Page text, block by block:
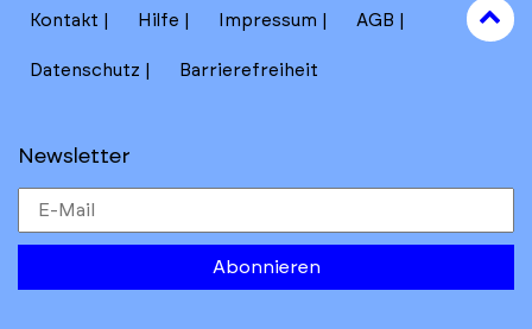
Kontakt Hilfe Impressum AGB
Datenschutz Barrierefreiheit
Newsletter
Abonnieren
to
top